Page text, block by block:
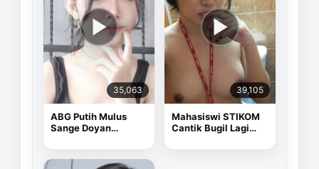
35,063
ABG Putih Mulus
Sange Doyan
39,105
Mahasiswi STIKOM
Cantik Bugil Lagi